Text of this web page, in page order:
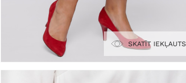
SKATĪT IEKĻAUTS